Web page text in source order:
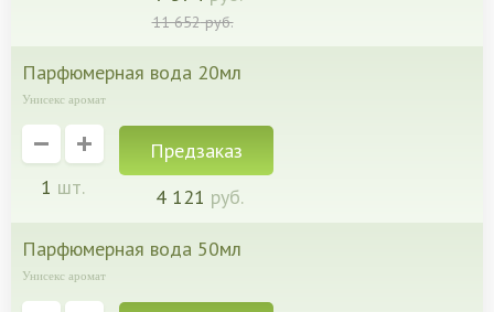
11 652руб.
парфюмерная вода 20мл
Унисекс аромат
1 шт.
Предзаказ
4 121 руб.
парфюмерная вода 50мл
Унисекс аромат